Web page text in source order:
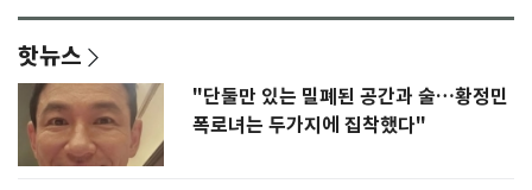
핫뉴스
"단둘만 있는 밀폐된 공간과 술…황정민
폭로녀는 두가지에 집착했다"